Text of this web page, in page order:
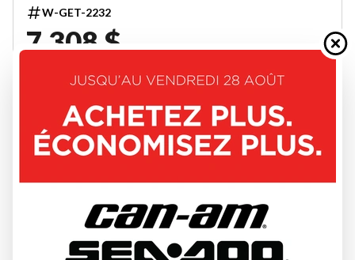
W-GET-2232
7 308 $
VOIR LES DÉTAILS